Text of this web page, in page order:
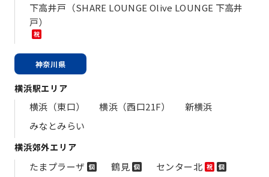
下高井戸（SHARE LOUNGE Olive LOUNGE 下高井
戸）
祝
神奈川県
横浜駅エリア
横浜（東口） 横浜（西口21F）
新横浜
みなとみらい
横浜郊外エリア
たまプラーザ 個 鶴見 個 センター北 祝 個